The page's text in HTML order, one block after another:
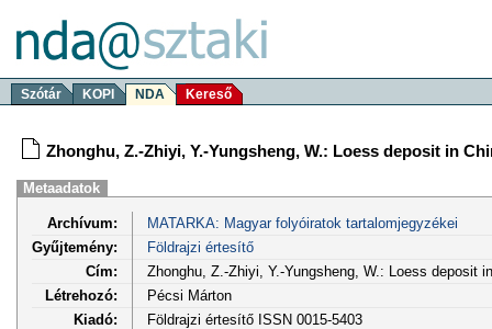
Szótár KOPI NDA Kereső
Zhonghu, Z.-Zhiyi, Y.-Yungsheng, W.: Loess deposit in
Metaadatok
Archívum:
MATARKA: Magyar folyóiratok tartalomjegyzékei
Gyűjtemény:
Földrajzi értesítő
Cím:
Zhonghu, Z.-Zhiyi, Y.-Yungsheng, W.: Loess deposit
Létrehozó:
Pécsi Márton
Kiadó:
Földrajzi értesítő ISSN 0015-5403